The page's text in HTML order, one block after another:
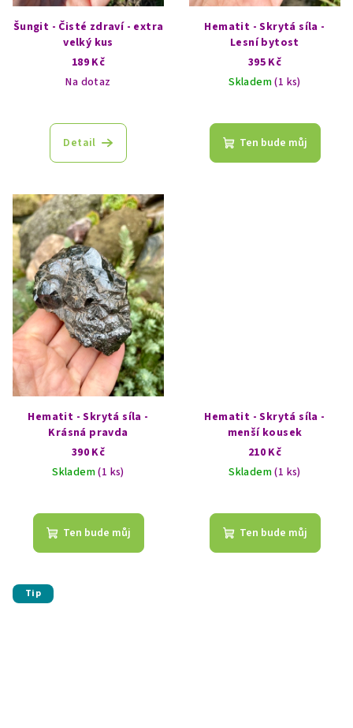
kŠungit - Čisté zdraví - extra
velký kus
189 Kč
Na dotaz
Detail
Hematit - Skrytá síla -
Lesní bytost
395 Kč
Skladem(1 ks)
Ten bude můj
Hematit - Skrytá síla -
Krásná pravda
390 Kč
Skladem(1 ks)
Ten bude můj
Hematit - Skrytá síla -
menší kousek
210 Kč
Skladem(1 ks)
Ten bude můj
Tip